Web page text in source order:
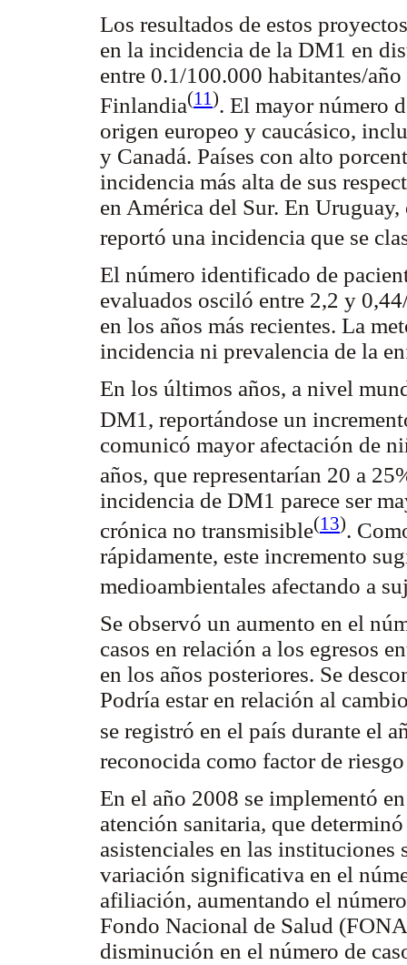
Los resultados de estos
en la incidencia de la DM1 en
entre 0.1/100.000 habitantes/
Finlandia(11). El mayor número
origen europeo y caucásico,
y Canadá. Países con alto
incidencia más alta de sus
en América del Sur. En
reportó una incidencia que se
El número identificado de
evaluados osciló entre 2,2 y
en los años más recientes. La
incidencia ni prevalencia de la
En los últimos años, a nivel
DM1, reportándose un
comunicó mayor afectación de
años, que representarían 20 a
incidencia de DM1 parece ser
crónica no transmisible(13).
rápidamente, este incremento
medioambientales afectando a
Se observó un aumento en el
casos en relación a los egresos
en los años posteriores. Se
Podría estar en relación al
se registró en el país durante el
reconocida como factor de
En el año 2008 se implementó
atención sanitaria, que
asistenciales en las
variación significativa en el
afiliación, aumentando el
Fondo Nacional de Salud
disminución en el número de